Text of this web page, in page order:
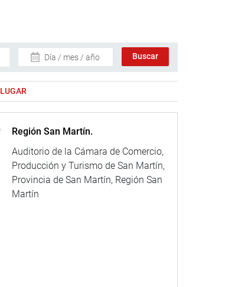
Día / mes / año
LUGAR
Región San Martín.
Auditorio de la Cámara de Comercio,
Producción y Turismo de San Martín,
Provincia de San Martín, Región San
Martín